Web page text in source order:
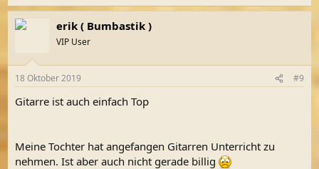
e
a
k
e
:
erik ( Bumbastik )
VIP User
18 Oktober 2019 #9
Gitarre ist auch einfach Top
Meine Tochter hat angefangen Gitarren Unterricht zu
nehmen. Ist aber auch nicht gerade billig